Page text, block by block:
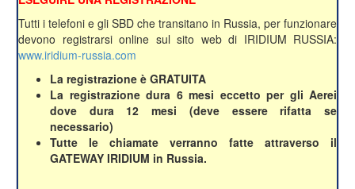
Tutti i telefoni e gli SBD che transitano in Russia, per funzionare
devono registrarsi online sul sito web di IRIDIUM RUSSIA:
www.iridium-russia.com
La registrazione è GRATUITA
La registrazione dura 6 mesi eccetto per gli Aerei
dove dura 12 mesi (deve essere rifatta se
necessario)
Tutte le chiamate verranno fatte attraverso il
GATEWAY IRIDIUM in Russia.